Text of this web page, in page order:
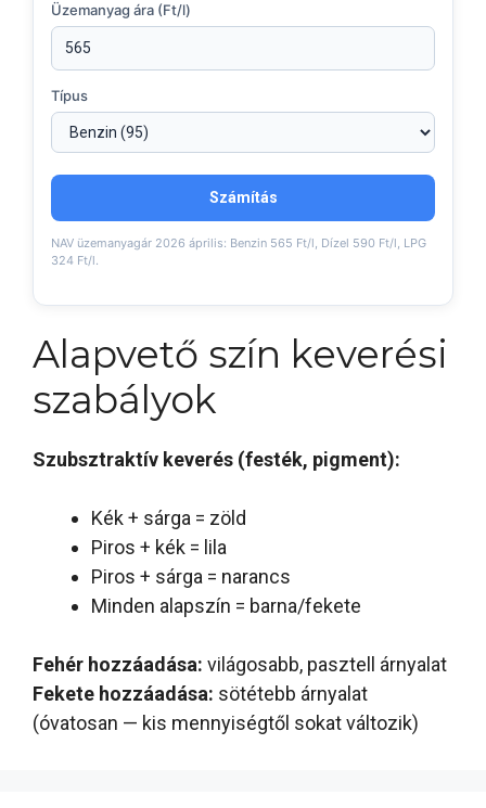
Üzemanyag ára (Ft/l)
Típus
Számítás
NAV üzemanyagár 2026 április: Benzin 565 Ft/l, Dízel 590 Ft/l, LPG
324 Ft/l.
Alapvető szín keverési
szabályok
Szubsztraktív keverés (festék, pigment):
Kék + sárga = zöld
Piros + kék = lila
Piros + sárga = narancs
Minden alapszín = barna/fekete
Fehér hozzáadása: világosabb, pasztell árnyalat
Fekete hozzáadása: sötétebb árnyalat
(óvatosan — kis mennyiségtől sokat változik)